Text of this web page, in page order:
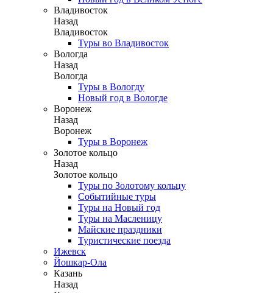
Владивосток
Назад
Владивосток
Туры во Владивосток
Вологда
Назад
Вологда
Туры в Вологду
Новый год в Вологде
Воронеж
Назад
Воронеж
Туры в Воронеж
Золотое кольцо
Назад
Золотое кольцо
Туры по Золотому кольцу
Событийные туры
Туры на Новый год
Туры на Масленицу
Майские праздники
Туристические поезда
Ижевск
Йошкар-Ола
Казань
Назад